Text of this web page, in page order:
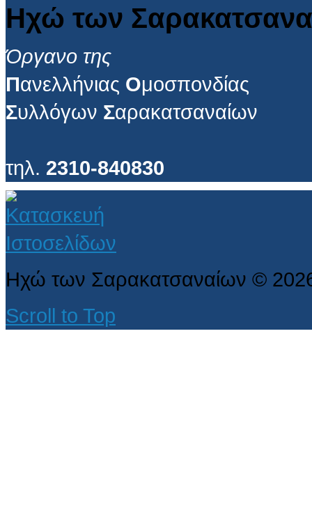
Ηχώ των
Όργανο της
Πανελλήνιας Ομοσπονδίας
Συλλόγων Σαρακατσαναίων
τηλ. 2310-840830
Ηχώ των Σαρακατσαναίων ©
Scroll to Top